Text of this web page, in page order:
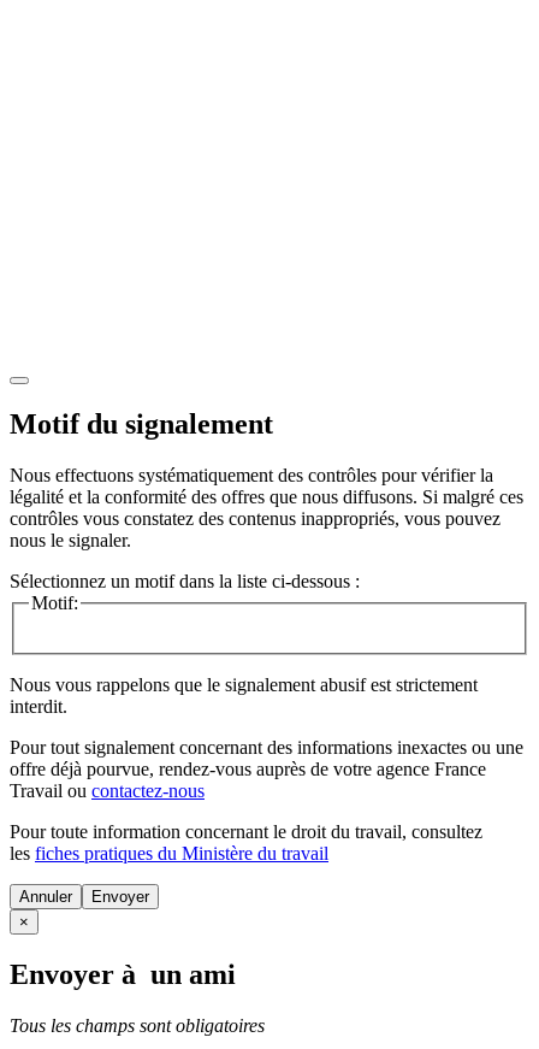
Motif du signalement
Nous effectuons systématiquement des contrôles pour vérifier la
légalité et la conformité des offres que nous diffusons. Si malgré ces
contrôles vous constatez des contenus inappropriés, vous pouvez
nous le signaler.
Sélectionnez un motif dans la liste ci-dessous :
Motif:
Nous vous rappelons que le signalement abusif est strictement
interdit.
Pour tout signalement concernant des informations inexactes ou une
offre déjà pourvue, rendez-vous auprès de votre agence France
Travail ou contactez-nous
Pour toute information concernant le droit du travail, consultez
les fiches pratiques du Ministère du travail
Annuler
×
Envoyer à un ami
Tous les champs sont obligatoires